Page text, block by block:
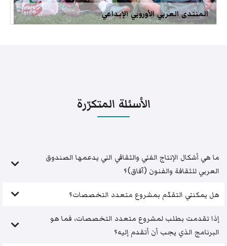
المنتدى العربي الأوروبي الإبداعي
الأسئلة المتكرّرة
ما هي أشكال الإنتاج الفني والثقافي التي يدعمها الصندوق
العربي للثقافة والفنون (آفاق)؟
هل يمكنني التقدّم بمشروع متعدد التخصصات؟
إذا تقدمت بطلب لمشروع متعدد التخصصات، فما هو
البرنامج الذي يجب أن أتقدم إليه؟